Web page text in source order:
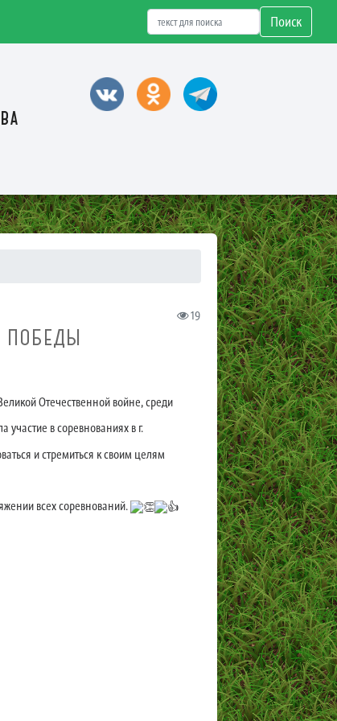
Поиск
19
Отечественной войне, среди
в соревнованиях в г.
и стремиться к своим целям
всех соревнований.